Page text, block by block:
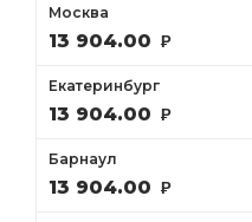
Москва
13 904.00 Р
Екатеринбург
13 904.00 Р
Барнаул
13 904.00 Р